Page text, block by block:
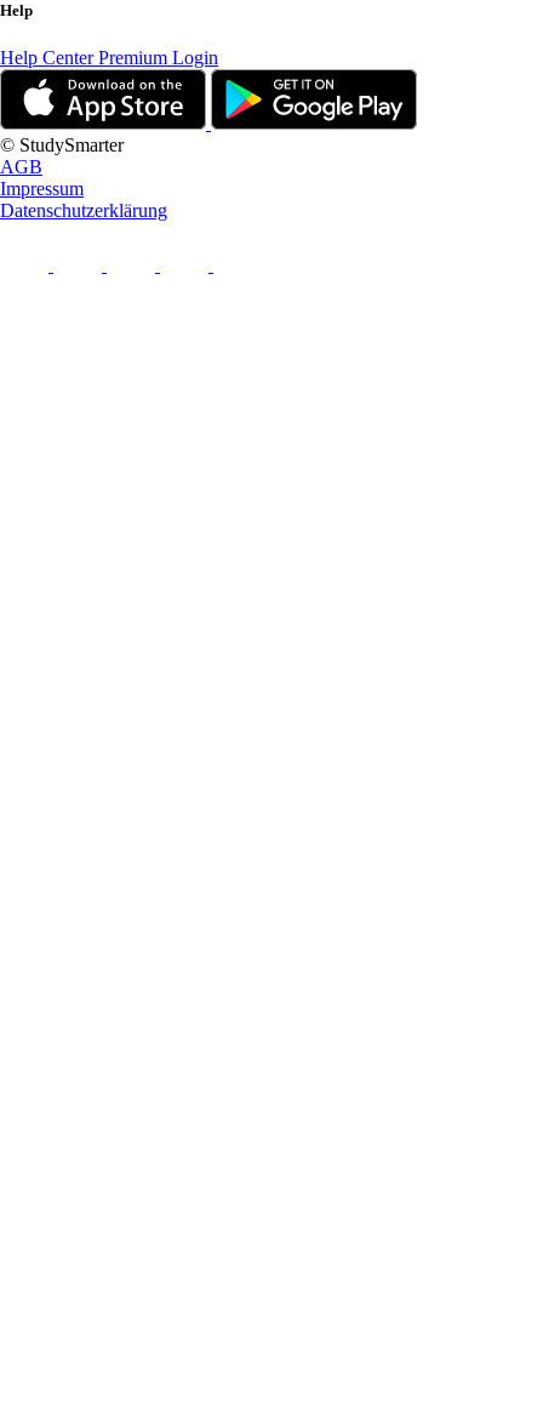
Help
Help CenterPremium Login
© StudySmarter
AGB
Impressum
Datenschutzerklärung